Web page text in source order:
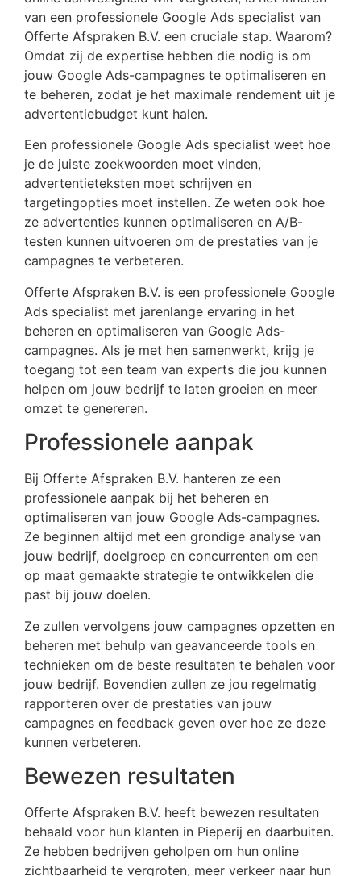
van een professionele Google Ads specialist van
Offerte Afspraken B.V. een cruciale stap. Waarom?
Omdat zij de expertise hebben die nodig is om
jouw Google Ads-campagnes te optimaliseren en
te beheren, zodat je het maximale rendement uit je
advertentiebudget kunt halen.
Een professionele Google Ads specialist weet hoe
je de juiste zoekwoorden moet vinden,
advertentieteksten moet schrijven en
targetingopties moet instellen. Ze weten ook hoe
ze advertenties kunnen optimaliseren en A/B-
testen kunnen uitvoeren om de prestaties van je
campagnes te verbeteren.
Offerte Afspraken B.V. is een professionele Google
Ads specialist met jarenlange ervaring in het
beheren en optimaliseren van Google Ads-
campagnes. Als je met hen samenwerkt, krijg je
toegang tot een team van experts die jou kunnen
helpen om jouw bedrijf te laten groeien en meer
omzet te genereren.
Professionele aanpak
Bij Offerte Afspraken B.V. hanteren ze een
professionele aanpak bij het beheren en
optimaliseren van jouw Google Ads-campagnes.
Ze beginnen altijd met een grondige analyse van
jouw bedrijf, doelgroep en concurrenten om een
op maat gemaakte strategie te ontwikkelen die
past bij jouw doelen.
Ze zullen vervolgens jouw campagnes opzetten en
beheren met behulp van geavanceerde tools en
technieken om de beste resultaten te behalen voor
jouw bedrijf. Bovendien zullen ze jou regelmatig
rapporteren over de prestaties van jouw
campagnes en feedback geven over hoe ze deze
kunnen verbeteren.
Bewezen resultaten
Offerte Afspraken B.V. heeft bewezen resultaten
behaald voor hun klanten in Pieperij en daarbuiten.
Ze hebben bedrijven geholpen om hun online
zichtbaarheid te vergroten, meer verkeer naar hun